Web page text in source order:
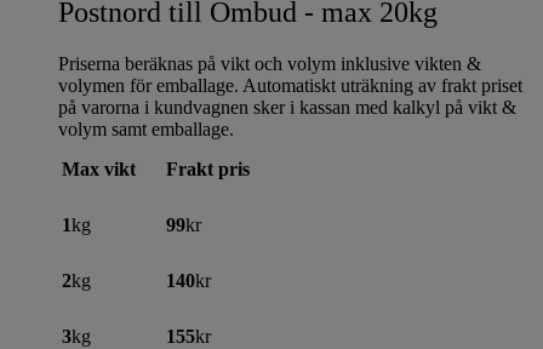
Postnord till Ombud - max 20kg
Priserna beräknas på vikt och volym inklusive vikten &
volymen för emballage. Automatiskt uträkning av frakt priset
på varorna i kundvagnen sker i kassan med kalkyl på vikt &
volym samt emballage.
Max vikt
Frakt pris
1kg 99kr
2kg 140kr
3kg 155kr